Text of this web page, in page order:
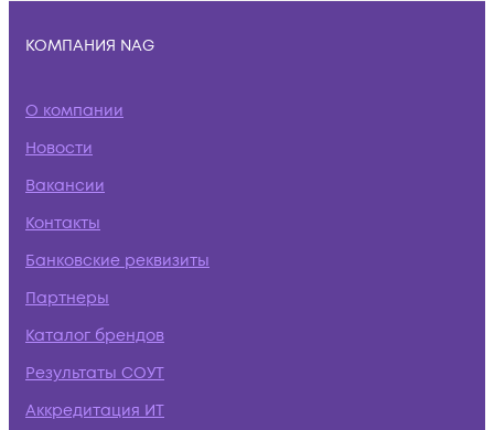
КОМПАНИЯ NAG
О компании
Новости
Вакансии
Контакты
Банковские реквизиты
Партнеры
Каталог брендов
Результаты СОУТ
Аккредитация ИТ